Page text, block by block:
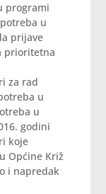
programi
u
prijave
prioritetna
za rad
u
u
godini
koje
Općine Križ
i napredak